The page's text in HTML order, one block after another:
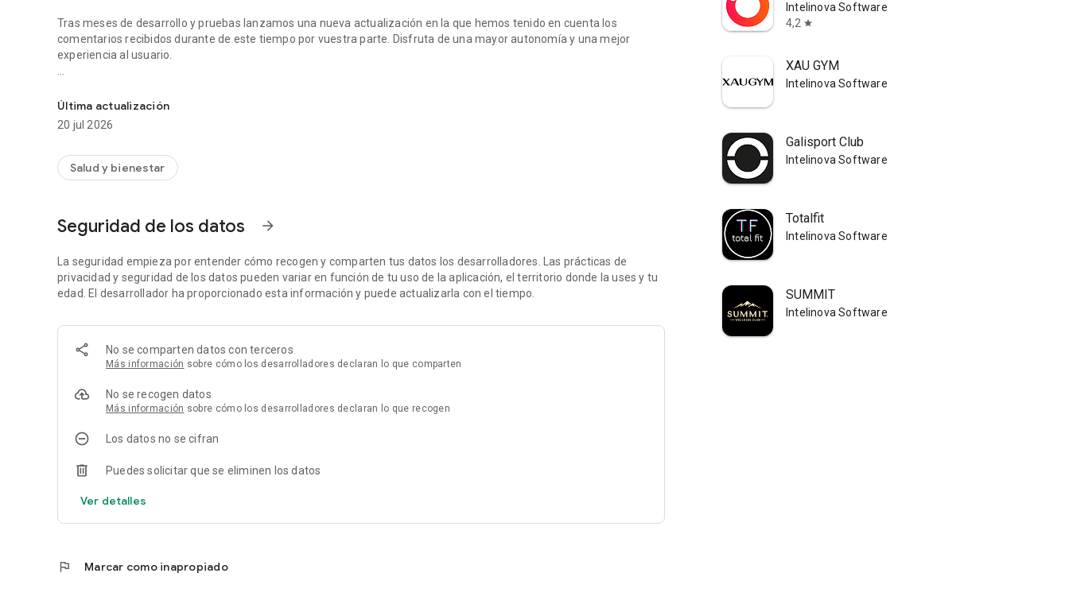
Tras meses de desarrollo y pruebas lanzamos una nueva actualización en la que hemos tenido en cuenta los
comentarios recibidos durante de este tiempo por vuestra parte. Disfruta de una mayor autonomía y una mejor
experiencia al usuario.
- Tienes a tu disposición tutoriales para que conozcas las principales funcionalidades
- Los accesos directos de la pantalla de inicio te permitirán consultar con más rapidez a 4 funcionalidades
Última actualización
20 jul 2026
Salud y bienestar
Seguridad de los datos arrow_forward
La seguridad empieza por entender cómo recogen y comparten tus datos los desarrolladores. Las prácticas de
privacidad y seguridad de los datos pueden variar en función de tu uso de la aplicación, el territorio donde la uses y tu
edad. El desarrollador ha proporcionado esta información y puede actualizarla con el tiempo.
No se comparten datos con terceros
Más información sobre cómo los desarrolladores declaran lo que comparten
No se recogen datos
Más información sobre cómo los desarrolladores declaran lo que recogen
Los datos no se cifran
Puedes solicitar que se eliminen los datos
Ver detalles
flag Marcar como inapropiado
Intelinova Software
4,2 star
XAU GYM
Intelinova Software
Galisport Club
Intelinova Software
Totalfit
Intelinova Software
SUMMIT
Intelinova Software